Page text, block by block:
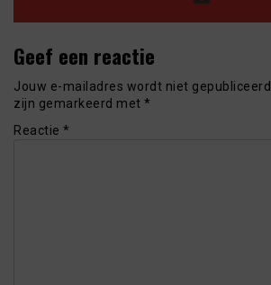
Geef een reactie
Jouw e-mailadres wordt niet gepubliceerd.
zijn gemarkeerd met *
Reactie *